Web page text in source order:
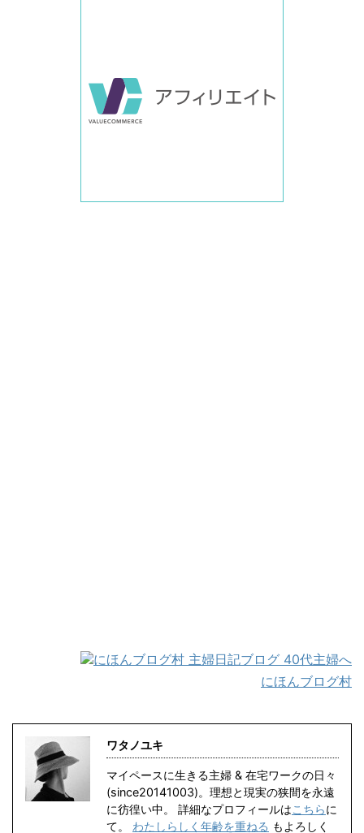
にほんブログ村
ワタノユキ
マイペースに生きる主婦 & 在宅ワークの日々
(since20141003)。理想と現実の狭間を永遠
に彷徨い中。 詳細なプロフィールはこちらに
て。 わたしらしく年齢を重ねる もよろしく